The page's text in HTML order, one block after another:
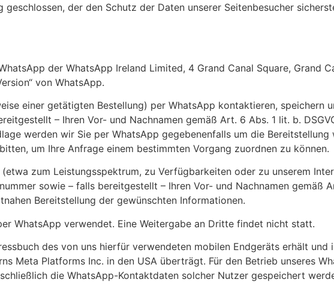
der den Schutz der Daten unserer Seitenbesucher
der WhatsApp Ireland Limited, 4 Grand Canal Square, Grand
von WhatsApp.
einer getätigten Bestellung) per WhatsApp kontaktieren, speichern
– Ihren Vor- und Nachnamen gemäß Art. 6 Abs. 1 lit. b.
werden wir Sie per WhatsApp gegebenenfalls um die Bereitstellung
um Ihre Anfrage einem bestimmten Vorgang zuordnen zu können.
zum Leistungsspektrum, zu Verfügbarkeiten oder zu unserem
sowie – falls bereitgestellt – Ihren Vor- und Nachnamen gemäß
Bereitstellung der gewünschten Informationen.
WhatsApp verwendet. Eine Weitergabe an Dritte findet nicht statt.
des von uns hierfür verwendeten mobilen Endgeräts erhält und
Meta Platforms Inc. in den USA überträgt. Für den Betrieb unseres
die WhatsApp-Kontaktdaten solcher Nutzer gespeichert